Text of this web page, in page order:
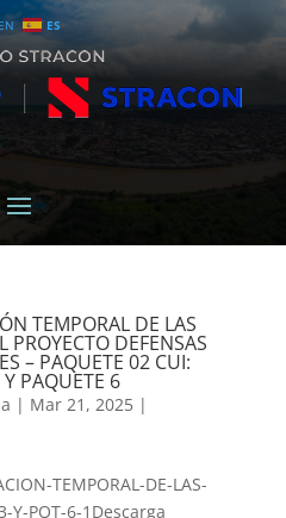
ES
TEMPORAL DE LAS
PROYECTO DEFENSAS
– PAQUETE 02 CUI:
PAQUETE 6
| Mar 21, 2025|
TEMPORAL-DE-LAS-
Y-PQT-6-1Descarga